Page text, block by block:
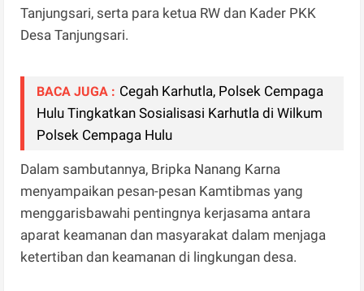
Tanjungsari, serta para ketua RW dan Kader PKK
Desa Tanjungsari.
BACA JUGA : Cegah Karhutla, Polsek Cempaga
Hulu Tingkatkan Sosialisasi Karhutla di Wilkum
Polsek Cempaga Hulu
Dalam sambutannya, Bripka Nanang Karna
menyampaikan pesan-pesan Kamtibmas yang
menggarisbawahi pentingnya kerjasama antara
aparat keamanan dan masyarakat dalam menjaga
ketertiban dan keamanan di lingkungan desa.